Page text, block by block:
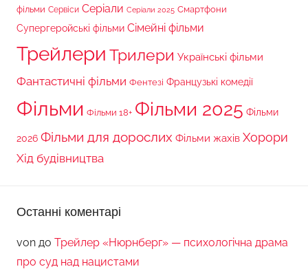
фільми Сервіси Серіали Серіали 2025 Смартфони
Супергеройські фільми Сімейні фільми
Трейлери Трилери Українські фільми
Фантастичні фільми Фентезі Французькі комедії
Фільми Фільми 18+ Фільми 2025 Фільми
2026 Фільми для дорослих Фільми жахів Хорори
Хід будівництва
Останні коментарі
von до Трейлер «Нюрнберг» — психологічна драма
про суд над нацистами